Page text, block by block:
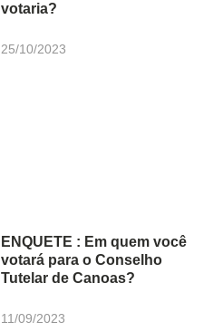
votaria?
25/10/2023
ENQUETE : Em quem você
votará para o Conselho
Tutelar de Canoas?
11/09/2023